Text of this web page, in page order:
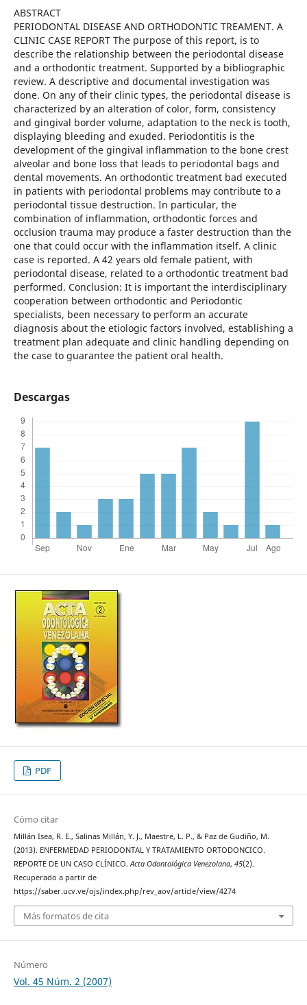
ABSTRACT
PERIODONTAL DISEASE AND ORTHODONTIC TREAMENT. A
CLINIC CASE REPORT The purpose of this report, is to
describe the relationship between the periodontal disease
and a orthodontic treatment. Supported by a bibliographic
review. A descriptive and documental investigation was
done. On any of their clinic types, the periodontal disease is
characterized by an alteration of color, form, consistency
and gingival border volume, adaptation to the neck is tooth,
displaying bleeding and exuded. Periodontitis is the
development of the gingival inflammation to the bone crest
alveolar and bone loss that leads to periodontal bags and
dental movements. An orthodontic treatment bad executed
in patients with periodontal problems may contribute to a
periodontal tissue destruction. In particular, the
combination of inflammation, orthodontic forces and
occlusion trauma may produce a faster destruction than the
one that could occur with the inflammation itself. A clinic
case is reported. A 42 years old female patient, with
periodontal disease, related to a orthodontic treatment bad
performed. Conclusion: It is important the interdisciplinary
cooperation between orthodontic and Periodontic
specialists, been necessary to perform an accurate
diagnosis about the etiologic factors involved, establishing a
treatment plan adequate and clinic handling depending on
the case to guarantee the patient oral health.
Descargas
PDF
Cómo citar
Millán Isea, R. E., Salinas Millán, Y. J., Maestre, L. P., & Paz de Gudiño, M.
(2013). ENFERMEDAD PERIODONTAL Y TRATAMIENTO ORTODONCICO.
REPORTE DE UN CASO CLÍNICO.Acta Odontológica Venezolana, 45(2).
Recuperado a partir de
https://saber.ucv.ve/ojs/index.php/rev_aov/article/view/4274
Más formatos de cita
Número
Vol. 45 Núm. 2 (2007)